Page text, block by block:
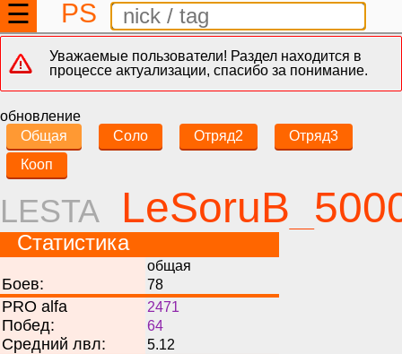
☰ PS
Уважаемые пользователи! Раздел находится в
процессе актуализации, спасибо за понимание.
обновление
Общая
Соло Отряд2
Отряд3
Кооп
LESTA
Статистика
общая
Боев: 78
PRO alfa 2471
Побед: 64
Средний лвл: 5.12